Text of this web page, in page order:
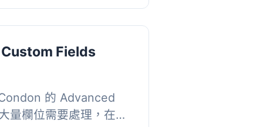
Fields
的 Advanced
量欄位需要處理，在建